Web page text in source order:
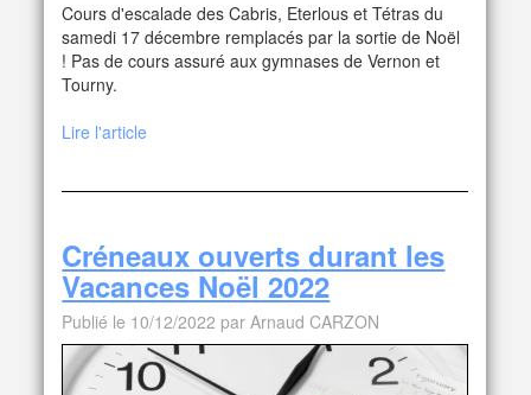
Cours d'escalade des Cabris, Eterlous et Tétras du
samedi 17 décembre remplacés par la sortie de Noël
! Pas de cours assuré aux gymnases de Vernon et
Tourny.
Lire l'article
Créneaux ouverts durant les
Vacances Noël 2022
Publié le 10/12/2022 par Arnaud CARZON